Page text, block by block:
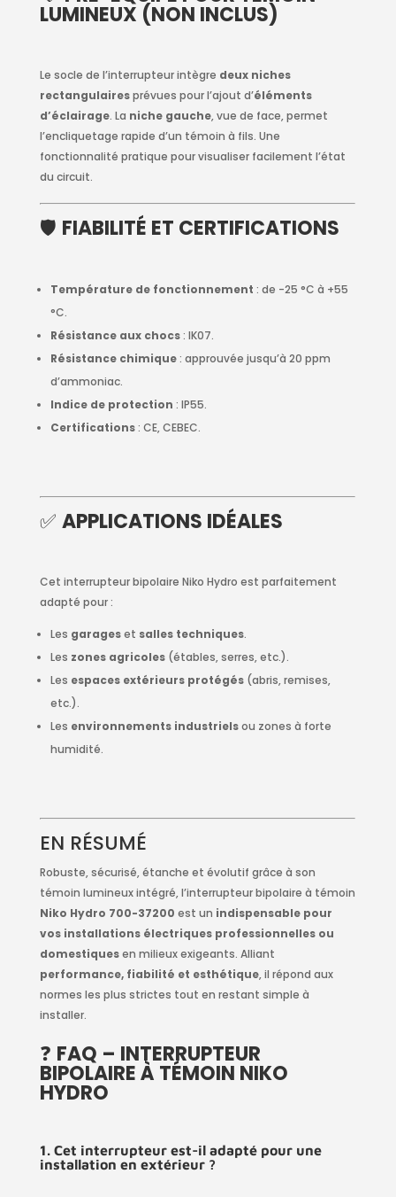
LUMINEUX (NON INCLUS)
Le socle de l’interrupteur intègre deux niches
rectangulairesprévues pour l’ajout d’éléments
d’éclairage. La niche gauche, vue de face, permet
l’encliquetage rapide d’un témoin à fils. Une
fonctionnalité pratique pour visualiser facilement l’état
du circuit.
🛡️ FIABILITÉ ET CERTIFICATIONS
Température de fonctionnement : de -25 °C à +55
°C.
Résistance aux chocs: IK07.
Résistance chimique: approuvée jusqu’à 20 ppm
d’ammoniac.
Indice de protection : IP55.
Certifications: CE, CEBEC.
✅ APPLICATIONS IDÉALES
Cet interrupteur bipolaire Niko Hydro est parfaitement
adapté pour :
Les garageset salles techniques.
Les zones agricoles(étables, serres, etc.).
Les espaces extérieurs protégés(abris, remises,
etc.).
Les environnements industrielsou zones à forte
humidité.
EN RÉSUMÉ
Robuste, sécurisé, étanche et évolutif grâce à son
témoin lumineux intégré, l’interrupteur bipolaire à témoin
Niko Hydro 700-37200 est un indispensable pour
vos installations électriques professionnelles ou
domestiquesen milieux exigeants. Alliant
performance, fiabilité et esthétique, il répond aux
normes les plus strictes tout en restant simple à
installer.
❓ FAQ – INTERRUPTEUR
BIPOLAIRE À TÉMOIN NIKO
HYDRO
1. Cet interrupteur est-il adapté pour une
installation en extérieur ?